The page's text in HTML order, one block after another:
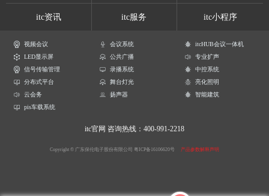
itc资讯 itc服务 itc小程序
视频会议 会议系统
itcHUB会议一体机
LED显示屏
公共广播
专业扩声
信号传输管理
录播系统
中控系统
分布式平台
舞台灯光
亮化照明
云会务
扬声器
智能建筑
pis车载系统
itc官网 咨询热线：400-991-2218
Copyright © 广东保伦电子股份有限公司 粤ICP备16106620号 产品参数解释声明